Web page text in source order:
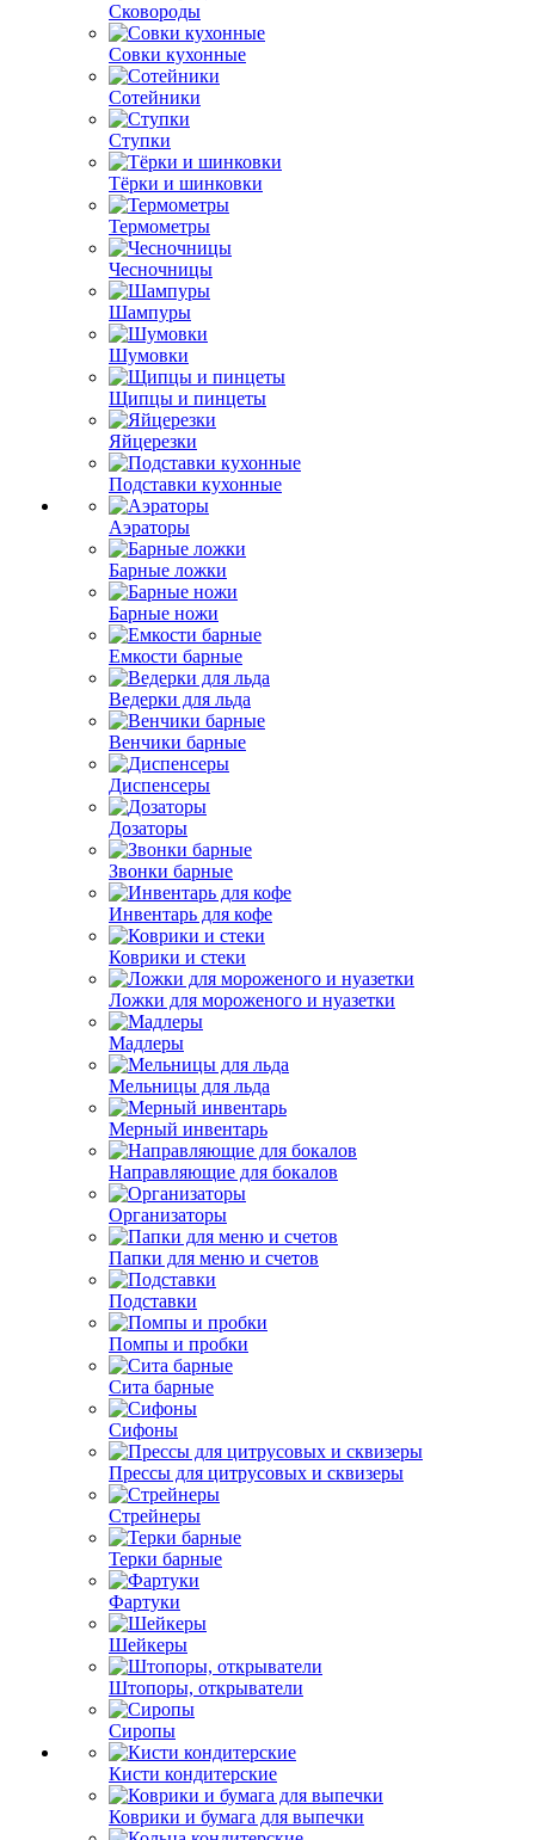
Сковороды
Совки кухонные
Сотейники
Ступки
Тёрки и шинковки
Термометры
Чесночницы
Шампуры
Шумовки
Щипцы и пинцеты
Яйцерезки
Подставки кухонные
Аэраторы
Барные ложки
Барные ножи
Емкости барные
Ведерки для льда
Венчики барные
Диспенсеры
Дозаторы
Звонки барные
Инвентарь для кофе
Коврики и стеки
Ложки для мороженого и нуазетки
Мадлеры
Мельницы для льда
Мерный инвентарь
Направляющие для бокалов
Организаторы
Папки для меню и счетов
Подставки
Помпы и пробки
Сита барные
Сифоны
Прессы для цитрусовых и сквизеры
Стрейнеры
Терки барные
Фартуки
Шейкеры
Штопоры, открыватели
Сиропы
Кисти кондитерские
Коврики и бумага для выпечки